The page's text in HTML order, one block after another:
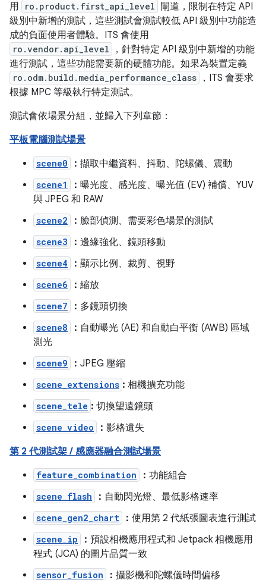
用
ro.product.first_api_level
閘道，限制在特定 API
級別中新增的測試，這些測試會測試較低 API 級別中功能造
成的負面使用者體驗。ITS 會使用
ro.vendor.api_level
，針對特定 API 級別中新增的功能
進行測試，這些功能需要新的硬體功能。如果為裝置定義
ro.odm.build.media_performance_class
，ITS 會要求
根據 MPC 等級執行特定測試。
測試會依場景分組，並歸入下列章節：
平板電腦測試場景
scene0 ： 擷取中繼資料、抖動、陀螺儀、震動
scene1 ： 曝光度、感光度、曝光值 (EV) 補償、YUV
與 JPEG 和 RAW
scene2 ： 臉部偵測、需要彩色場景的測試
scene3 ： 邊緣強化、鏡頭移動
scene4 ： 顯示比例、裁剪、視野
scene6 ： 縮放
scene7 ： 多鏡頭切換
scene8 ： 自動曝光 (AE) 和自動白平衡 (AWB) 區域
測光
scene9 ： JPEG 壓縮
scene_extensions : 相機擴充功能
scene_tele : 切換望遠鏡頭
scene_video ： 影格遺失
第 2 代測試架 / 感應器融合測試場景
feature_combination ： 功能組合
scene_flash ： 自動閃光燈、最低影格速率
scene_gen2_chart ： 使用第 2 代紙張圖表進行測試
scene_ip ： 預設相機應用程式和 Jetpack 相機應用
程式 (JCA) 的圖片品質一致
sensor_fusion ： 攝影機和陀螺儀時間偏移